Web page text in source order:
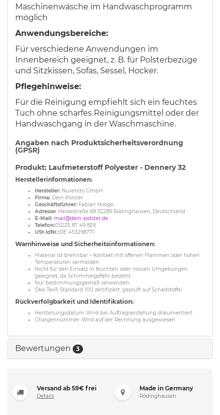
Maschinenwäsche im Handwaschprogramm
möglich
Anwendungsbereiche:
Für verschiedene Anwendungen im
Innenbereich geeignet, z. B. für Polsterbezüge
und Sitzkissen, Sofas, Sessel, Hocker.
Pflegehinweise:
Für die Reinigung empfiehlt sich ein feuchtes
Tuch ohne scharfes Reinigungsmittel oder der
Handwaschgang in der Waschmaschine.
Angaben nach Produktsicherheitsverordnung
(GPSR)
Produkt: Laufmeterstoff Polyester - Dennery 32
Herstellerinformationen:
Hersteller: Nuvendo GmbH
Firma: Dein-Polster
Geschäftsführer: Fabian Hooge
Adresse: Heidestraße 68 32289 Rödinghausen, Deutschland
E-Mail: mail@dein-polster.de
Telefon:05225 87 49 829
USt-IdNr.:DE 453298771
Warnhinweise und Sicherheitsinformationen:
Material ist brennbar – Kontakt mit offenen Flammen oder hohen
Temperaturen vermeiden.
Nicht für den Einsatz in feuchten oder nassen Umgebungen
geeignet, da Schimmelgefahr besteht.
Nur bestimmungsgemäß verwenden.
Öko-Tex® Standard 100 zertifiziert: geprüft auf Schadstoffe!
Rückverfolgbarkeit und Identifikation:
Herstellungsdatum: Wird bei Auftragserstellung dokumentiert
Chargennummer: Wird auf der Rechnung ausgewiesen
Bewertungen 3
Versand ab 59€ frei
Details
Made in Germany
Rödinghausen